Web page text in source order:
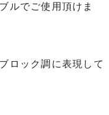
ルでご使用頂けま
ロック調に表現して